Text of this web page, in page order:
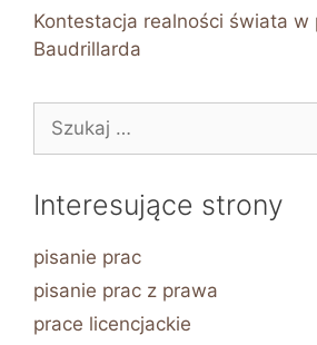
Kontestacja realności świata w
Baudrillarda
Szukaj:
Interesujące strony
pisanie prac
pisanie prac z prawa
prace licencjackie